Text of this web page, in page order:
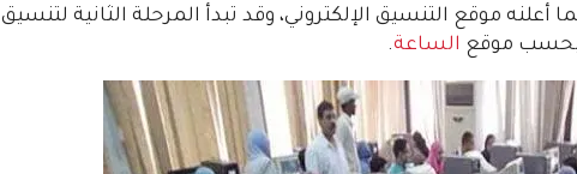
أعلنه موقع التنسيق الإلكتروني، وقد تبدأ المرحلة الثانية لتنسيق
بحسب موقع الساعة.